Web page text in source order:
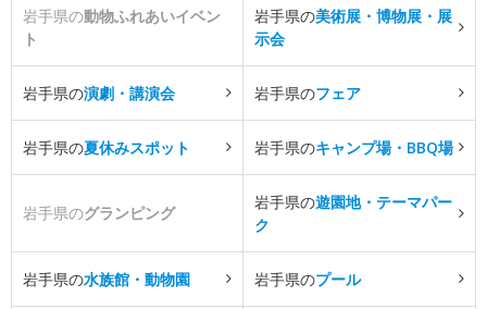
岩手県の動物ふれあいイベン
ト
岩手県の美術展・博物展・展
示会
岩手県の演劇・講演会 岩手県のフェア
岩手県の夏休みスポット 岩手県のキャンプ場・BBQ場
岩手県のグランピング
岩手県の遊園地・テーマパー
ク
岩手県の水族館・動物園 岩手県のプール